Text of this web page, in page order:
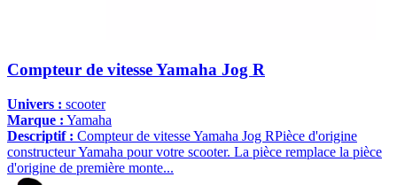
Compteur de vitesse Yamaha Jog R
Univers : scooter
Marque : Yamaha
Descriptif : Compteur de vitesse Yamaha Jog RPièce d'origine
constructeur Yamaha pour votre scooter. La pièce remplace la pièce
d'origine de première monte...